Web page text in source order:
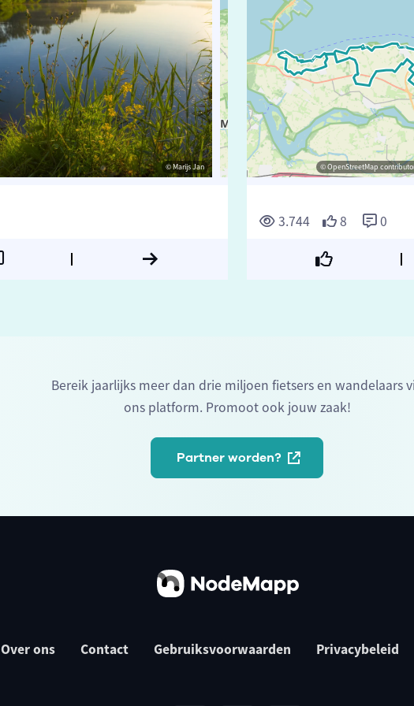
© Marijs Jan © OpenStreetMap contributors,
© TasfotoNL © OpenStreetMap
3.744 8 0
Bereik jaarlijks meer dan drie miljoen fietsers en wandelaars
ons platform. Promoot ook jouw zaak!
Partner worden?
Over ons Contact Gebruiksvoorwaarden Privacybeleid